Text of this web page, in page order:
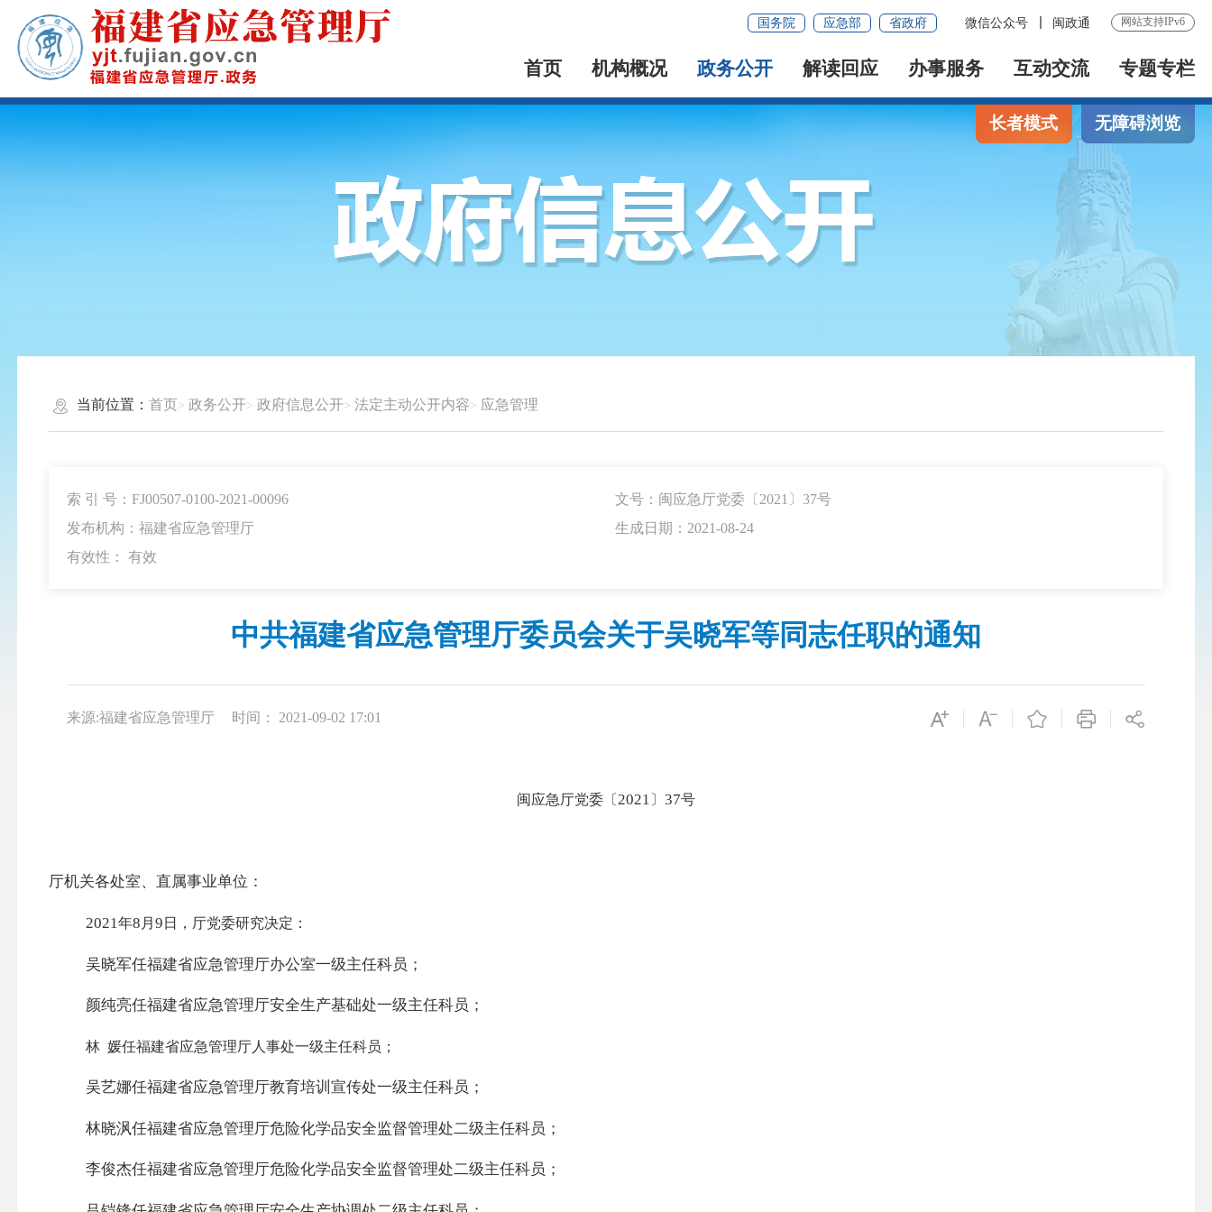
国务院 应急部 省政府 微信公众号 闽政通 网站支持IPv6
首页 机构概况 政务公开 解读回应 办事服务 互动交流 专题专栏
长者模式 无障碍浏览
当前位置： 首页 政务公开 政府信息公开 法定主动公开内容 应急管理
索 引 号：FJ00507-0100-2021-00096
文号：闽应急厅党委〔2021〕37号
发布机构：福建省应急管理厅
生成日期：2021-08-24
有效性： 有效
中共福建省应急管理厅委员会关于吴晓军等同志任职的通知
来源:福建省应急管理厅 时间： 2021-09-02 17:01
闽应急厅党委〔2021 〕 37号
厅机关各处室、直属事业单位：
2021年8 月 9 日，厅党委研究决定：
吴晓军任福建省应急管理厅办公室一级主任科员；
颜纯亮任福建省应急管理厅安全生产基础处一级主任科员；
林 媛任福建省应急管理厅人事处一级主任科员；
吴艺娜任福建省应急管理厅教育培训宣传处一级主任科员；
林晓沨任福建省应急管理厅危险化学品安全监督管理处二级主任科员；
李俊杰任福建省应急管理厅危险化学品安全监督管理处二级主任科员；